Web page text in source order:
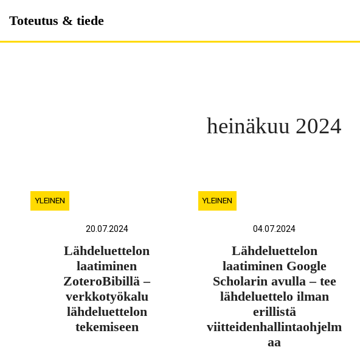
toToteutus & tiede
heinäkuu 2024
YLEINEN
20.07.2024
Lähdeluettelon
laatiminen
ZoteroBibillä –
verkkotyökalu
lähdeluettelon
tekemiseen
YLEINEN
04.07.2024
Lähdeluettelon
laatiminen Google
Scholarin avulla – tee
lähdeluettelo ilman
erillistä
viitteidenhallintaohjelm
aa